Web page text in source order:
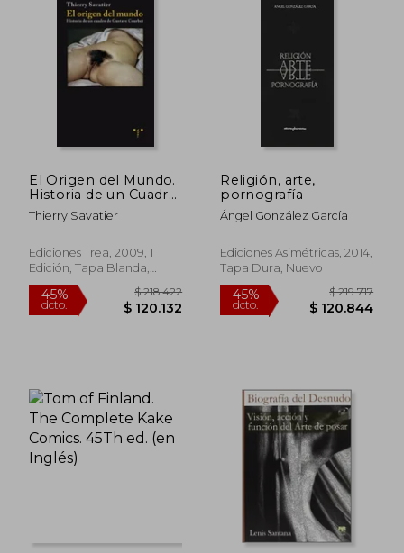
El Origen del Mundo.
Historia de un Cuadro
de Gustave Courbet
Thierry Savatier
Ediciones Trea, 2009, 1
Edición, Tapa Blanda,
Nuevo
45%
dcto.
$ 218.422
$ 120.132
Religión, arte,
pornografía
Ángel González García
Ediciones Asimétricas, 2014,
Tapa Dura, Nuevo
45%
dcto. $